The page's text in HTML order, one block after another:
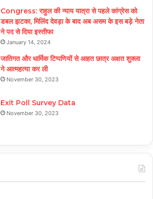
Congress: राहुल की न्याय यात्रा से पहले कांग्रेस को
डबल झटका, मिलिंद देवड़ा के बाद अब असम के इस बड़े नेता
ने पद से दिया इस्तीफा
January 14, 2024
जातिगत और धार्मिक टिप्पणियों से आहत छात्र अक्षत शुक्ला
ने आत्महत्या कर ली
November 30, 2023
Exit Poll Survey Data
November 30, 2023